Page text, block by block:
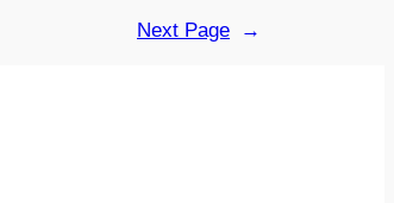
Next Page →